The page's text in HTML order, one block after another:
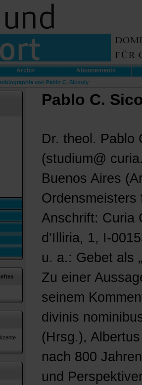
Archiv Abonnements
von Pablo C. Sicouly
Pablo C.
Dr. theol. Pablo
(studium@
Buenos Aires
Anschrift: Curia
d’Illiria, 1, I-
u. a.: Gebet als
Zu einer
seinem
divinis
(Hrsg.),
nach 800
und